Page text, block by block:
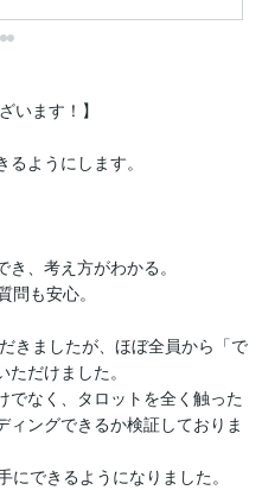
います！】
ようにします。
、考え方がわかる。
問も安心。
きましたが、ほぼ全員から「で
だけました。
でなく、タロットを全く触った
ィングできるか検証しておりま
できるようになりました。